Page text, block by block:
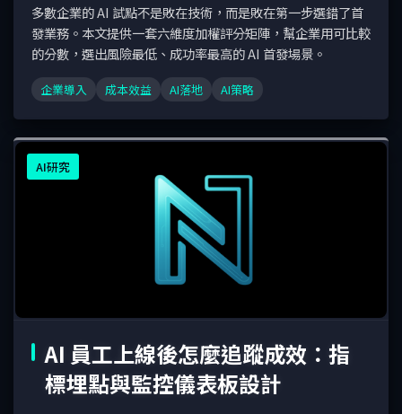
多數企業的 AI 試點不是敗在技術，而是敗在第一步選錯了首
發業務。本文提供一套六維度加權評分矩陣，幫企業用可比較
的分數，選出風險最低、成功率最高的 AI 首發場景。
企業導入 成本效益 AI落地 AI策略
AI研究
AI 員工上線後怎麼追蹤成效：指
標埋點與監控儀表板設計